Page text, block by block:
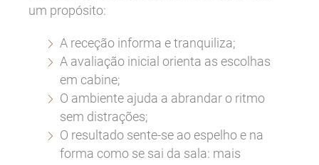
um propósito:
A receção informa e tranquiliza;
A avaliação inicial orienta as escolhas
em cabine;
O ambiente ajuda a abrandar o ritmo
sem distrações;
O resultado sente-se ao espelho e na
forma como se sai da sala: mais